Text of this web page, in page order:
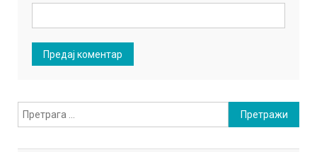
Претрага
за: